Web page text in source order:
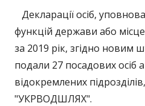
Декларації осіб,
функцій держави або
за 2019 рік, згідно новим
подали 27 посадових осіб
відокремлених
"УКРВОДШЛЯХ".